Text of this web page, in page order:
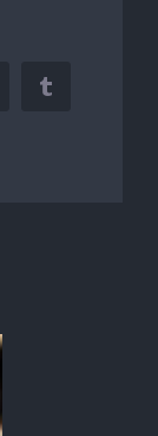
WhatsApp